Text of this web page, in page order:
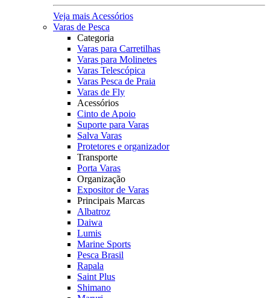
Veja mais Acessórios
Varas de Pesca
Categoria
Varas para Carretilhas
Varas para Molinetes
Varas Telescópica
Varas Pesca de Praia
Varas de Fly
Acessórios
Cinto de Apoio
Suporte para Varas
Salva Varas
Protetores e organizador
Transporte
Porta Varas
Organização
Expositor de Varas
Principais Marcas
Albatroz
Daiwa
Lumis
Marine Sports
Pesca Brasil
Rapala
Saint Plus
Shimano